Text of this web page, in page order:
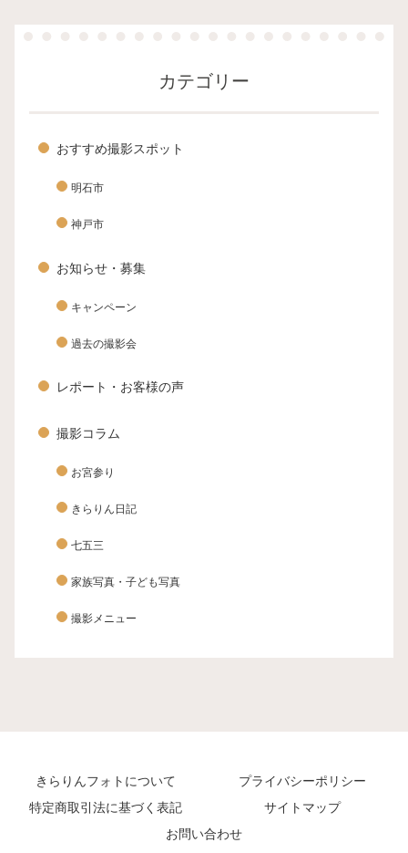
カテゴリー
おすすめ撮影スポット
明石市
神戸市
お知らせ・募集
キャンペーン
過去の撮影会
レポート・お客様の声
撮影コラム
お宮参り
きらりん日記
七五三
家族写真・子ども写真
撮影メニュー
きらりんフォトについて
プライバシーポリシー
特定商取引法に基づく表記
サイトマップ
お問い合わせ